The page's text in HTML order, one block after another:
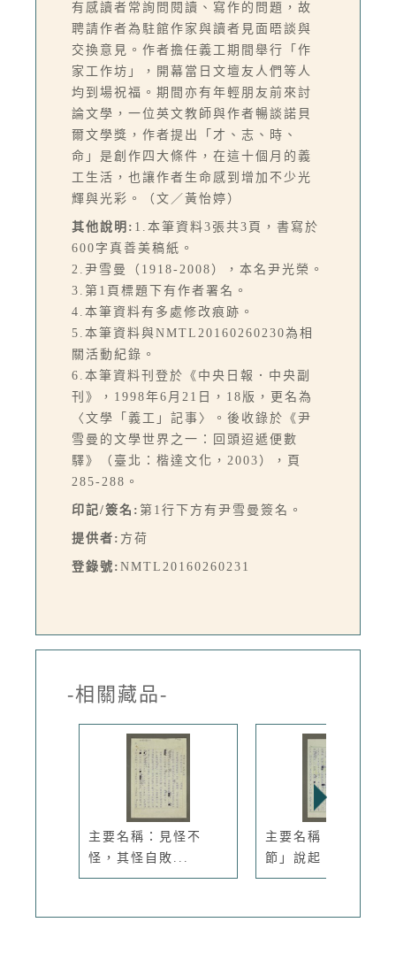
有感讀者常詢問閱讀、寫作的問題，故
聘請作者為駐館作家與讀者見面晤談與
交換意見。作者擔任義工期間舉行「作
家工作坊」，開幕當日文壇友人們等人
均到場祝福。期間亦有年輕朋友前來討
論文學，一位英文教師與作者暢談諾貝
爾文學獎，作者提出「才、志、時、
命」是創作四大條件，在這十個月的義
工生活，也讓作者生命感到增加不少光
輝與光彩。（文／黃怡婷）
其他說明: 1.本筆資料3張共3頁，書寫於
600字真善美稿紙。
2.尹雪曼（1918-2008），本名尹光榮。
3.第1頁標題下有作者署名。
4.本筆資料有多處修改痕跡。
5.本筆資料與NMTL20160260230為相
關活動紀錄。
6.本筆資料刊登於《中央日報．中央副
刊》，1998年6月21日，18版，更名為
〈文學「義工」記事〉。後收錄於《尹
雪曼的文學世界之一：回頭迢遞便數
驛》（臺北：楷達文化，2003），頁
285-288。
印記/簽名: 第1行下方有尹雪曼簽名。
提供者: 方荷
登錄號: NMTL20160260231
-相關藏品-
主要名稱：見怪不
怪，其怪自敗...
主要名稱：從「情人
節」說起